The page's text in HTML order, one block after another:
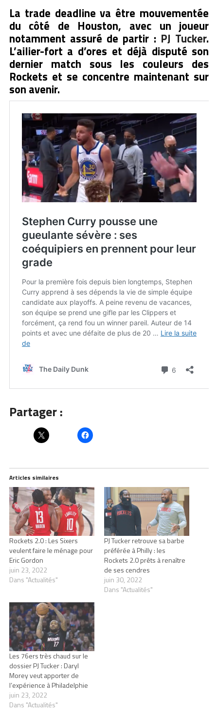
La trade deadline va être mouvementée
du côté de Houston, avec un joueur
notamment assuré de partir : PJ Tucker.
L’ailier-fort a d’ores et déjà disputé son
dernier match sous les couleurs des
Rockets et se concentre maintenant sur
son avenir.
Partager :
Articles similaires
Rockets 2.0 : Les Sixers
veulent faire le ménage pour
Eric Gordon
juin 23, 2022
Dans "Actualités"
PJ Tucker retrouve sa barbe
préférée à Philly : les
Rockets 2.0 prêts à renaître
de ses cendres
juin 30, 2022
Dans "Actualités"
Les 76ers très chaud sur le
dossier PJ Tucker : Daryl
Morey veut apporter de
l’expérience à Philadelphie
juin 23, 2022
Dans "Actualités"